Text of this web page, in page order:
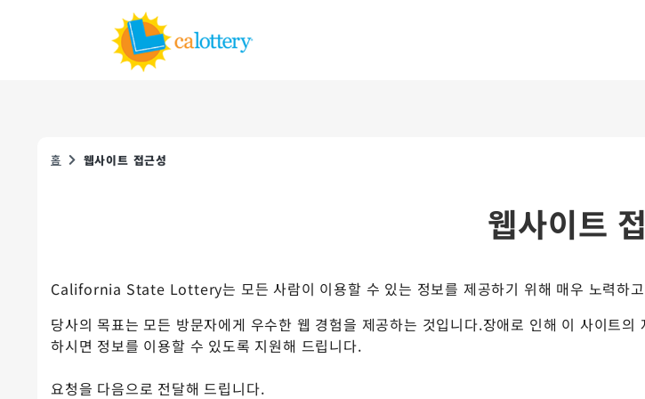
홈 웹사이트 접근성
웹사이트
California State Lottery는 모든 사람이 이용할 수 있는 정보를 제공하기 위해 매우 노력하
당사의 목표는 모든 방문자에게 우수한 웹 경험을 제공하는 것입니다.장애로 인해 이 사이트
하시면 정보를 이용할 수 있도록 지원해 드립니다.
요청을 다음으로 전달해 드립니다.